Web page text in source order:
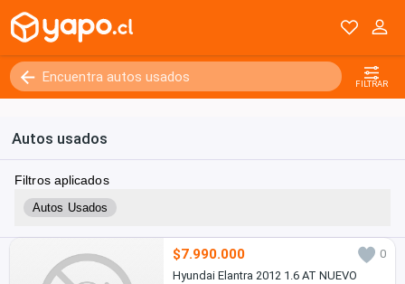
FILTRAR
Autos usados
Filtros aplicados
Autos Usados
$7.990.000
0
Hyundai Elantra 2012 1.6 AT NUEVO